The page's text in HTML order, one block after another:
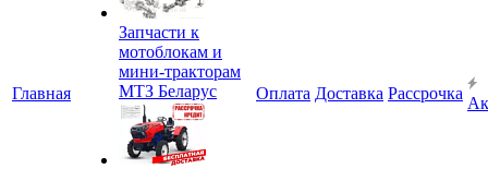
Главная
Запчасти к
мотоблокам и
мини-тракторам
МТЗ Беларус
Оплата Доставка Рассрочка